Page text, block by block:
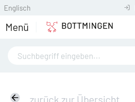
Englisch
Menü
zurück zur Übersicht